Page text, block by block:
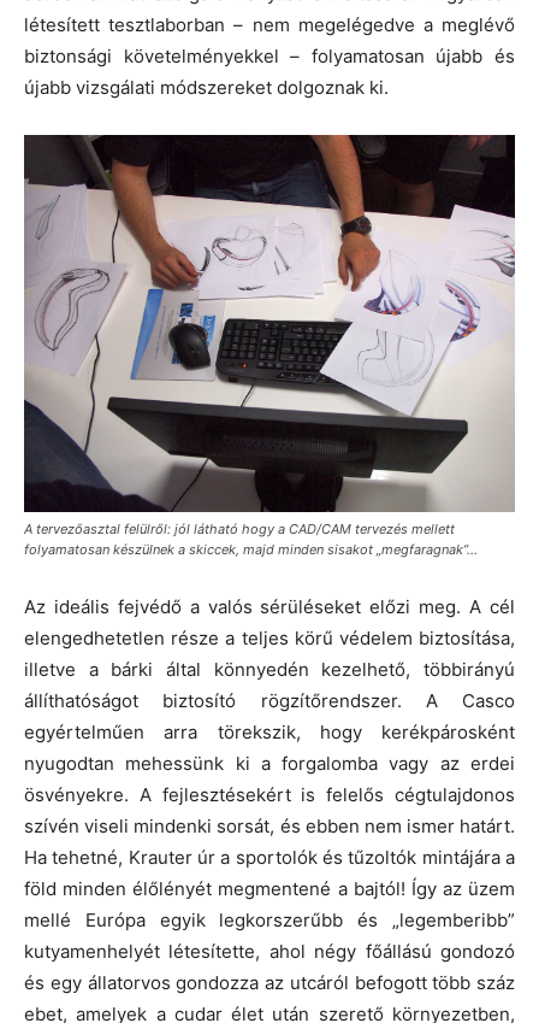
létesített tesztlaborban –­ nem megelégedve a meglévő
biztonsági követelményekkel – folyamatosan újabb és
újabb vizsgálati módszereket dolgoznak ki.
A tervezőasztal felülről: jól látható hogy a CAD/CAM tervezés mellett
folyamatosan készülnek a skiccek, majd minden sisakot „megfaragnak”…
Az ideális fejvédő a valós sérüléseket előzi meg. A cél
elengedhetetlen része a teljes körű védelem biztosítása,
illetve a bárki által könnyedén kezelhető, többirányú
állíthatóságot biztosító rögzítőrendszer. A Casco
egyértelműen arra törekszik, hogy kerékpárosként
nyugodtan mehessünk ki a forgalomba vagy az erdei
ösvényekre. A fejlesztésekért is felelős cégtulajdonos
szívén viseli mindenki sorsát, és ebben nem ismer határt.
Ha tehetné, Krauter úr a sportolók és tűzoltók mintájára a
föld minden élőlényét megmentené a bajtól! Így az üzem
mellé Európa egyik legkorszerűbb és „legemberibb”
kutyamenhelyét létesítette, ahol négy főállású gondozó
és egy állatorvos gondozza az utcáról befogott több száz
ebet, amelyek a cudar élet után szerető környezetben,